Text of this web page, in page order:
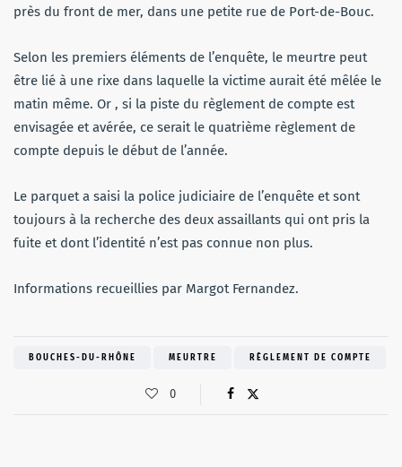
près du front de mer, dans une petite rue de Port-de-Bouc.
Selon les premiers éléments de l’enquête, le meurtre peut
être lié à une rixe dans laquelle la victime aurait été mêlée le
matin même. Or , si la piste du règlement de compte est
envisagée et avérée, ce serait le quatrième règlement de
compte depuis le début de l’année.
Le parquet a saisi la police judiciaire de l’enquête et sont
toujours à la recherche des deux assaillants qui ont pris la
fuite et dont l’identité n’est pas connue non plus.
Informations recueillies par Margot Fernandez.
BOUCHES-DU-RHÔNE MEURTRE RÈGLEMENT DE COMPTE
0